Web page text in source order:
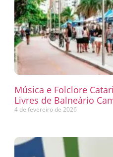
Música e Folclore
Livres de Balneário
4 de fevereiro de 2026